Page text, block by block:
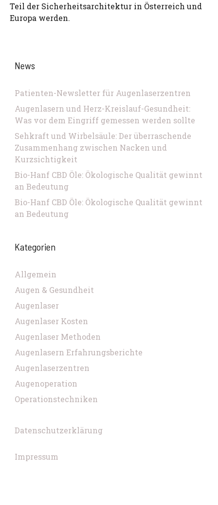
Teil der Sicherheitsarchitektur in Österreich und
Europa werden.
News
Patienten-Newsletter für Augenlaserzentren
Augenlasern und Herz-Kreislauf-Gesundheit:
Was vor dem Eingriff gemessen werden sollte
Sehkraft und Wirbelsäule: Der überraschende
Zusammenhang zwischen Nacken und
Kurzsichtigkeit
Bio-Hanf CBD Öle: Ökologische Qualität gewinnt
an Bedeutung
Bio-Hanf CBD Öle: Ökologische Qualität gewinnt
an Bedeutung
Kategorien
Allgemein
Augen & Gesundheit
Augenlaser
Augenlaser Kosten
Augenlaser Methoden
Augenlasern Erfahrungsberichte
Augenlaserzentren
Augenoperation
Operationstechniken
Datenschutzerklärung
Impressum